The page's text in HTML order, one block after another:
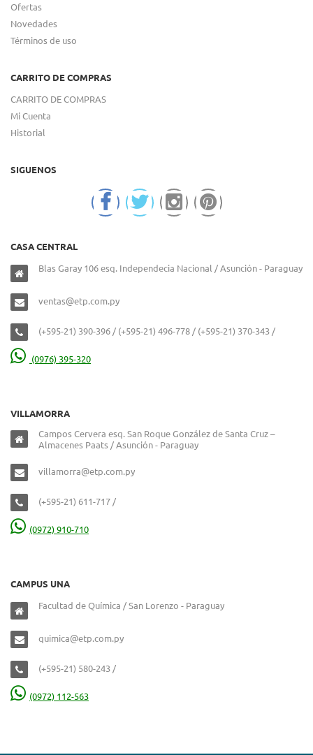
Ofertas
Novedades
Términos de uso
CARRITO DE COMPRAS
CARRITO DE COMPRAS
Mi Cuenta
Historial
SIGUENOS
CASA CENTRAL
Blas Garay 106 esq. Independecia Nacional / Asunción - Paraguay
ventas@etp.com.py
(+595-21) 390-396 / (+595-21) 496-778 / (+595-21) 370-343 /
(0976) 395-320
VILLAMORRA
Campos Cervera esq. San Roque González de Santa Cruz –
Almacenes Paats / Asunción - Paraguay
villamorra@etp.com.py
(+595-21) 611-717 /
(0972) 910-710
CAMPUS UNA
Facultad de Química / San Lorenzo - Paraguay
quimica@etp.com.py
(+595-21) 580-243 /
(0972) 112-563